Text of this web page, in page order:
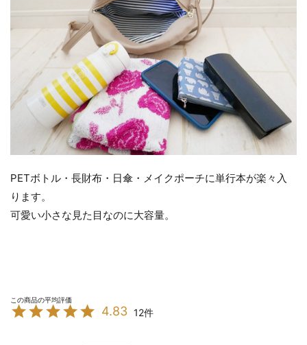
PETボトル・長財布・日傘・メイクポーチに単行本が楽々入
ります。
可愛い小さな見た目なのに大容量。
4.83 12